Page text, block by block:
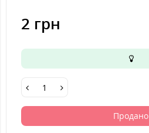
2 грн
Продано